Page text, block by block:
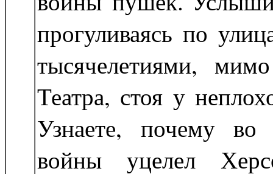
прогуливаясь по
тысячелетиями,
Театра, стоя у
Узнаете, почему во
войны уцелел